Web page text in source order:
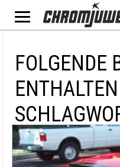
FOLGENDE